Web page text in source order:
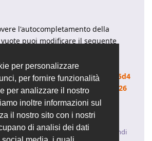
per personalizzare
per fornire funzionalità
per analizzare il nostro
inoltre informazioni sul
il nostro sito con i nostri
di analisi dei dati
l'autocompletamento della
puoi modificare il seguente
devcode-
blob/6d08407a71db58fd01e735d4
templates/fatture/body.php#L26
devi inserire 0 come primo
dell'oggetto Autofill.
Rispondi